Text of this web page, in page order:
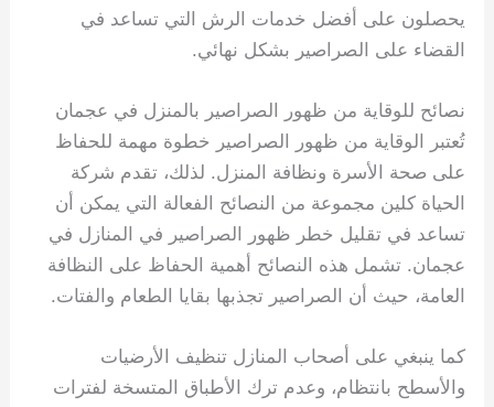
يحصلون على أفضل خدمات الرش التي تساعد في
القضاء على الصراصير بشكل نهائي.
نصائح للوقاية من ظهور الصراصير بالمنزل في عجمان
تُعتبر الوقاية من ظهور الصراصير خطوة مهمة للحفاظ
على صحة الأسرة ونظافة المنزل. لذلك، تقدم شركة
الحياة كلين مجموعة من النصائح الفعالة التي يمكن أن
تساعد في تقليل خطر ظهور الصراصير في المنازل في
عجمان. تشمل هذه النصائح أهمية الحفاظ على النظافة
العامة، حيث أن الصراصير تجذبها بقايا الطعام والفتات.
كما ينبغي على أصحاب المنازل تنظيف الأرضيات
والأسطح بانتظام، وعدم ترك الأطباق المتسخة لفترات